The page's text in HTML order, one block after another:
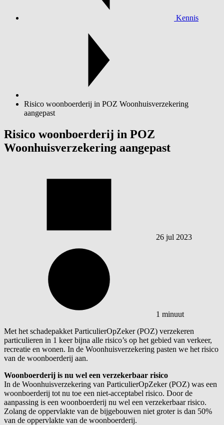
Kennis
Risico woonboerderij in POZ Woonhuisverzekering
aangepast
Risico woonboerderij in POZ
Woonhuisverzekering aangepast
26 jul 2023
1 minuut
Met het schadepakket ParticulierOpZeker (POZ) verzekeren
particulieren in 1 keer bijna alle risico’s op het gebied van verkeer,
recreatie en wonen. In de Woonhuisverzekering pasten we het risico
van de woonboerderij aan.
Woonboerderij is nu wel een verzekerbaar risico
In de Woonhuisverzekering van ParticulierOpZeker (POZ) was een
woonboerderij tot nu toe een niet-acceptabel risico. Door de
aanpassing is een woonboerderij nu wel een verzekerbaar risico.
Zolang de oppervlakte van de bijgebouwen niet groter is dan 50%
van de oppervlakte van de woonboerderij.